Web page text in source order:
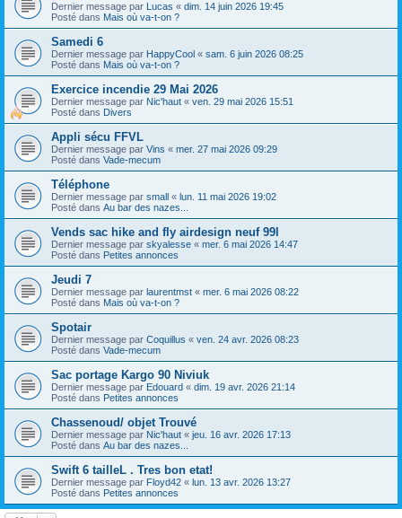
Dernier message par Lucas « dim. 14 juin 2026 19:45
Posté dans Mais où va-t-on ?
Samedi 6
Dernier message par HappyCool « sam. 6 juin 2026 08:25
Posté dans Mais où va-t-on ?
Exercice incendie 29 Mai 2026
Dernier message par Nic'haut « ven. 29 mai 2026 15:51
Posté dans Divers
Appli sécu FFVL
Dernier message par Vins « mer. 27 mai 2026 09:29
Posté dans Vade-mecum
Téléphone
Dernier message par small « lun. 11 mai 2026 19:02
Posté dans Au bar des nazes...
Vends sac hike and fly airdesign neuf 99l
Dernier message par skyalesse « mer. 6 mai 2026 14:47
Posté dans Petites annonces
Jeudi 7
Dernier message par laurentmst « mer. 6 mai 2026 08:22
Posté dans Mais où va-t-on ?
Spotair
Dernier message par Coquillus « ven. 24 avr. 2026 08:23
Posté dans Vade-mecum
Sac portage Kargo 90 Niviuk
Dernier message par Edouard « dim. 19 avr. 2026 21:14
Posté dans Petites annonces
Chassenoud/ objet Trouvé
Dernier message par Nic'haut « jeu. 16 avr. 2026 17:13
Posté dans Au bar des nazes...
Swift 6 tailleL . Tres bon etat!
Dernier message par Floyd42 « lun. 13 avr. 2026 13:27
Posté dans Petites annonces